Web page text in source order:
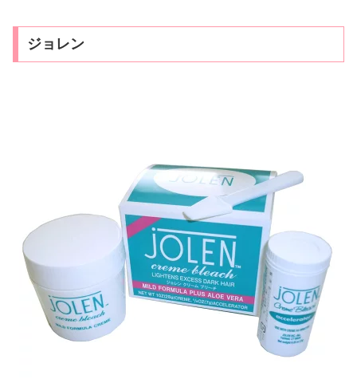
ジョレン